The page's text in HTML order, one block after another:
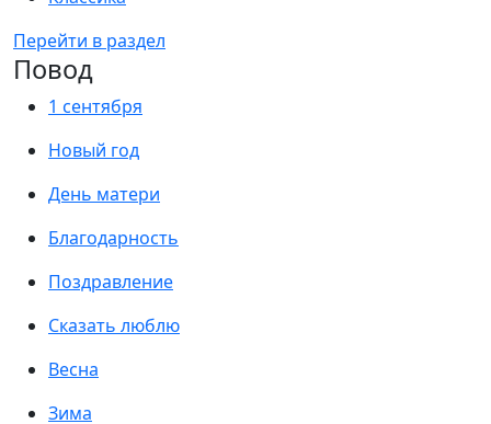
Перейти в раздел
Повод
1 сентября
Новый год
День матери
Благодарность
Поздравление
Сказать люблю
Весна
Зима